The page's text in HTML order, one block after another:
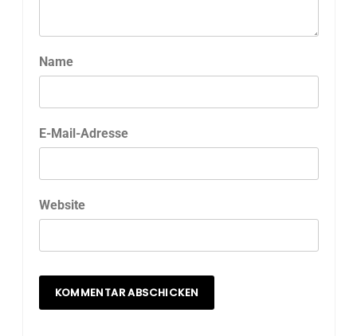
Name
E-Mail-Adresse
Website